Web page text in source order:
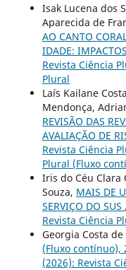
Isak Lucena dos
Aparecida de
AO CANTO
IDADE:
Revista Ciência
Plural
Laís Kailane
Mendonça,
REVISÃO DAS
AVALIAÇÃO DE
Revista Ciência
Plural (Fluxo
Iris do Céu Clara
Souza, MAIS DE
SERVIÇO DO SUS ,
Revista Ciência
Georgia Costa
(Fluxo contínuo),
(2026): Revista